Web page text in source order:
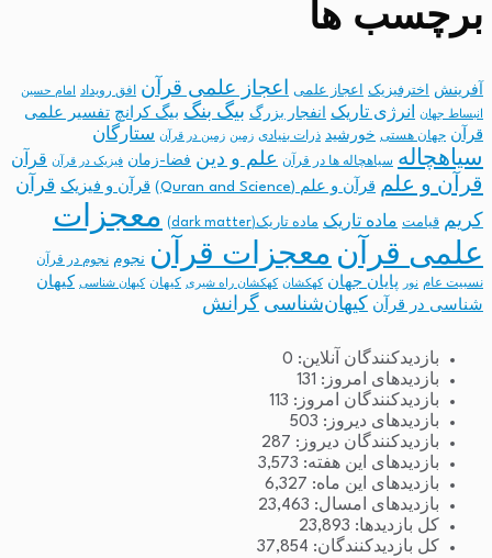
برچسب ها
آفرینش اخترفیزیک اعجاز علمی اعجاز علمی قرآن افق رویداد امام حسین
انبساط جهان انرژی تاریک انفجار بزرگ بیگ بنگ بیگ کرانچ تفسیر علمی
قرآن جهان هستی خورشید ذرات بنیادی زمین زمین در قرآن ستارگان
سیاهچاله سیاهچاله ها در قرآن علم و دین فضا-زمان فیزیک در قرآن قرآن
قرآن و علم قرآن و علم (Quran and Science) قرآن و فیزیک قرآن
کریم قیامت ماده تاریک ماده تاریک(dark matter)
معجزات
علمی قرآن معجزات قرآن نجوم نجوم در قرآن
نسبیت عام نور پایان جهان کهکشان کهکشان راه شیری کیهان کیهان شناسی
کیهان
شناسی در قرآن
کیهان‌شناسی گرانش
بازدیدکنندگان آنلاین: 0
بازدیدهای امروز: 131
بازدیدکنندگان امروز: 113
بازدیدهای دیروز: 503
بازدیدکنندگان دیروز: 287
بازدیدهای این هفته: 3,573
بازدیدهای این ماه: 6,327
بازدیدهای امسال: 23,463
کل بازدیدها: 23,893
کل بازدیدکنند‌گان: 37,854